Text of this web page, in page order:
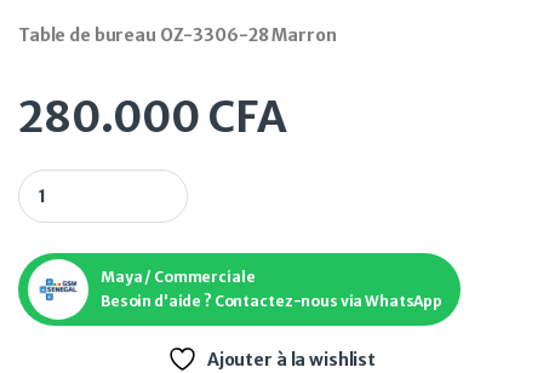
Table de bureau OZ-3306-28 Marron
280.000 CFA
Table de bureau OZ-3306-28 Marron quantity
Maya / Commerciale
Besoin d'aide ? Contactez-nous via WhatsApp
Ajouter à la wishlist